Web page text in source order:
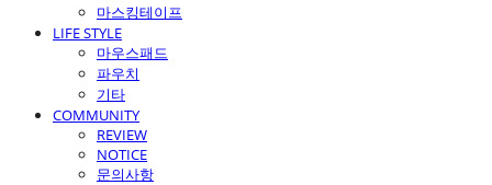
마스킹테이프
LIFE STYLE
마우스패드
파우치
기타
COMMUNITY
REVIEW
NOTICE
문의사항